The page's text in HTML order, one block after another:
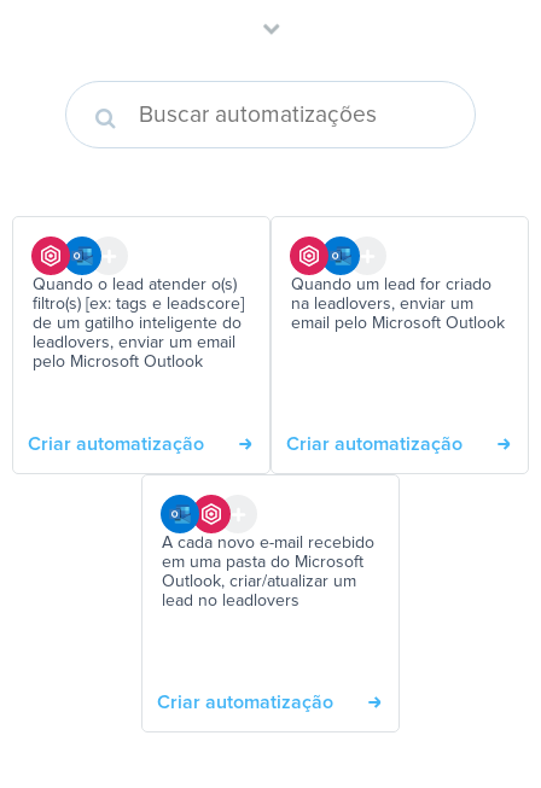
Quando o lead atender o(s)
filtro(s) [ex: tags e leadscore]
de um gatilho inteligente do
leadlovers, enviar um email
pelo Microsoft Outlook
Criar automatização
Quando um lead for criado
na leadlovers, enviar um
email pelo Microsoft Outlook
Criar automatização
A cada novo e-mail recebido
em uma pasta do Microsoft
Outlook, criar/atualizar um
lead no leadlovers
Criar automatização